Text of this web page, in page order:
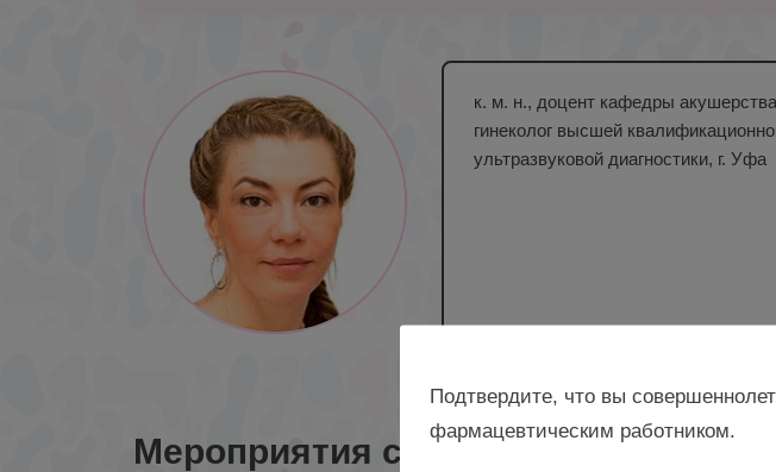
к. м. н., доцент кафедры
гинеколог высшей
ультразвуковой диагностики, г. Уфа
Мероприятия с лектором
Подтвердите, что вы
фармацевтическим работником.